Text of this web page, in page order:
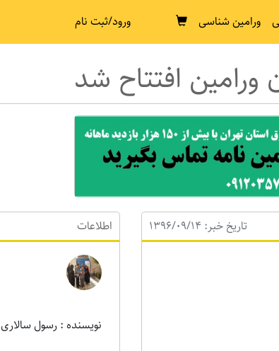
ورامین شناسی ورود/ثبت نام
افتتاح شد
تاریخ خبر: 1396/09/14 اطلاعات
نویسنده : رسول سالاری